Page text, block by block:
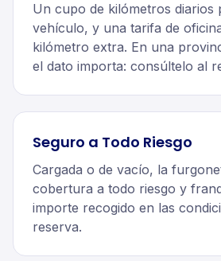
Un cupo de kilómetros diarios
vehículo, y una tarifa de
kilómetro extra. En una
el dato importa: consúltelo al
Seguro a Todo Riesgo
Cargada o de vacío, la
cobertura a todo riesgo y
importe recogido en las
reserva.